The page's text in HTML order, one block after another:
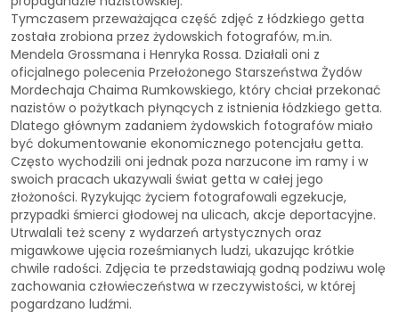
Tymczasem przeważająca część zdjęć z łódzkiego getta
została zrobiona przez żydowskich fotografów, m.in.
Mendela Grossmana i Henryka Rossa. Działali oni z
oficjalnego polecenia Przełożonego Starszeństwa Żydów
Mordechaja Chaima Rumkowskiego, który chciał przekonać
nazistów o pożytkach płynących z istnienia łódzkiego getta.
Dlatego głównym zadaniem żydowskich fotografów miało
być dokumentowanie ekonomicznego potencjału getta.
Często wychodzili oni jednak poza narzucone im ramy i w
swoich pracach ukazywali świat getta w całej jego
złożoności. Ryzykując życiem fotografowali egzekucje,
przypadki śmierci głodowej na ulicach, akcje deportacyjne.
Utrwalali też sceny z wydarzeń artystycznych oraz
migawkowe ujęcia roześmianych ludzi, ukazując krótkie
chwile radości. Zdjęcia te przedstawiają godną podziwu wolę
zachowania człowieczeństwa w rzeczywistości, w której
pogardzano ludźmi.